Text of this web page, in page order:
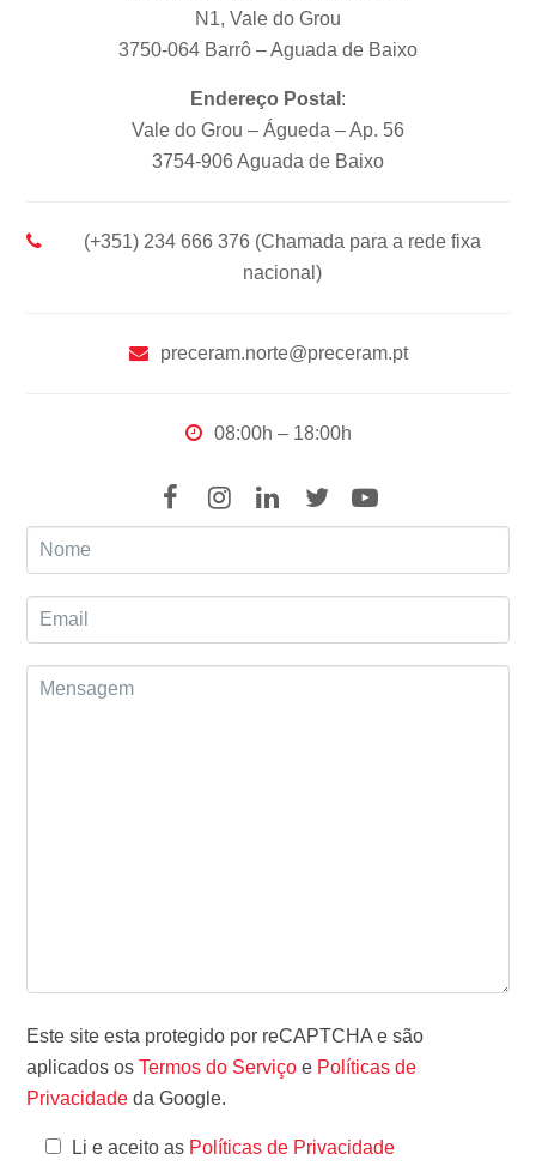
N1, Vale do Grou
3750-064 Barrô – Aguada de Baixo
Endereço Postal :
Vale do Grou – Águeda – Ap. 56
3754-906 Aguada de Baixo
(+351) 234 666 376 (Chamada para a rede fixa
nacional)
preceram.norte@preceram.pt
08:00h – 18:00h
Facebook
Instagram
LinkedIn
TwitterYoutube
Este site esta protegido por reCAPTCHA e são
aplicados osTermos do Serviço e Políticas de
Privacidade da Google.
Li e aceito as Políticas de Privacidade